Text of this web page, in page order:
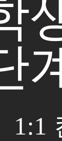
1:1